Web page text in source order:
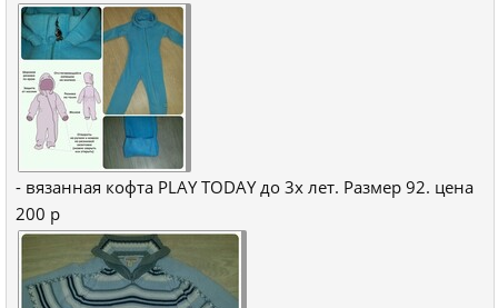
- вязанная кофта PLAY TODAY до 3х лет. Размер 92. цена
200 р